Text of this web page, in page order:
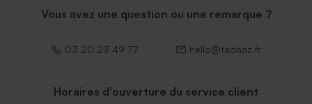
Vous avez une question ou une remarque ?
03 20 23 49 77 hello@tadaaz.fr
Horaires d'ouverture du service client